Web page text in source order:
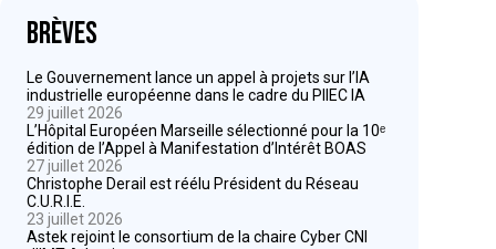
Brèves
Le Gouvernement lance un appel à projets sur l’IA
industrielle européenne dans le cadre du PIIEC IA
29 juillet 2026
L’Hôpital Européen Marseille sélectionné pour la 10ᵉ
édition de l’Appel à Manifestation d’Intérêt BOAS
27 juillet 2026
Christophe Derail est réélu Président du Réseau
C.U.R.I.E.
23 juillet 2026
Astek rejoint le consortium de la chaire Cyber CNI